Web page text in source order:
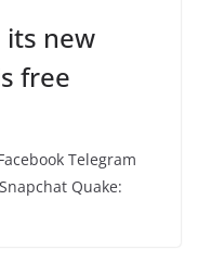
its new
free
Telegram
Quake: